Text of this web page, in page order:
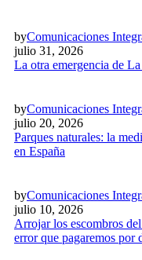
byComunicaciones
julio 31, 2026
La otra emergencia de
byComunicaciones
julio 20, 2026
Parques naturales: la
en España
byComunicaciones
julio 10, 2026
Arrojar los escombros
error que pagaremos por